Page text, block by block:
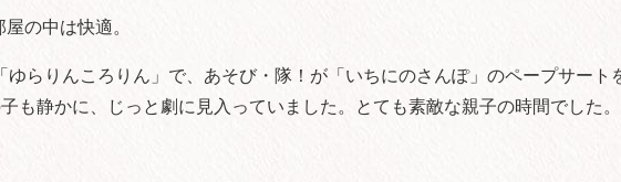
の中は快適。
らりんころりん」で、あそび・隊！が「いちにのさんぽ」のペープサート
も静かに、じっと劇に見入っていました。とても素敵な親子の時間でした。